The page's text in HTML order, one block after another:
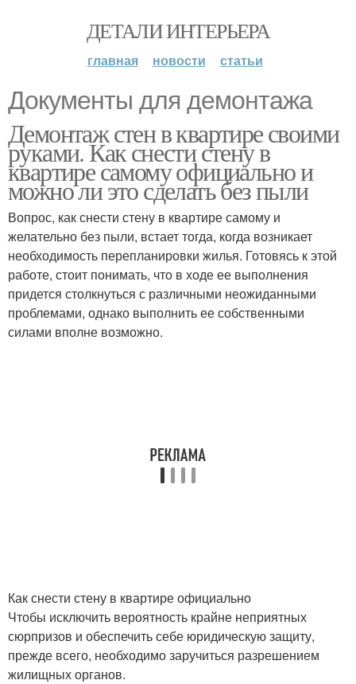
ДЕТАЛИ ИНТЕРЬЕРА
главная новости статьи
Документы для демонтажа
Демонтаж стен в квартире своими
руками. Как снести стену в
квартире самому официально и
можно ли это сделать без пыли
Вопрос, как снести стену в квартире самому и
желательно без пыли, встает тогда, когда возникает
необходимость перепланировки жилья. Готовясь к этой
работе, стоит понимать, что в ходе ее выполнения
придется столкнуться с различными неожиданными
проблемами, однако выполнить ее собственными
силами вполне возможно.
Как снести стену в квартире официально
Чтобы исключить вероятность крайне неприятных
сюрпризов и обеспечить себе юридическую защиту,
прежде всего, необходимо заручиться разрешением
жилищных органов.